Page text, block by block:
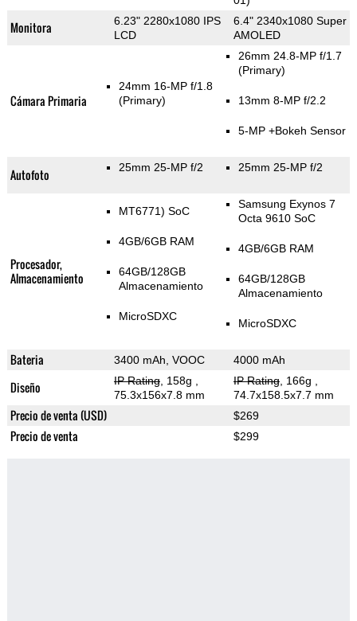
Monitora
6.23" 2280x1080 IPS
LCD
6.4" 2340x1080 Super
AMOLED
Cámara Primaria
24mm 16-MP f/1.8
(Primary)
26mm 24.8-MP f/1.7
(Primary)
13mm 8-MP f/2.2
5-MP +Bokeh Sensor
Autofoto 25mm 25-MP f/2 25mm 25-MP f/2
Procesador,
Almacenamiento
MT6771) SoC
4GB/6GB RAM
64GB/128GB
Almacenamiento
MicroSDXC
Samsung Exynos 7
Octa 9610 SoC
4GB/6GB RAM
64GB/128GB
Almacenamiento
MicroSDXC
Bateria 3400 mAh, VOOC 4000 mAh
Diseño IP Rating, 158g
75.3x156x7.8 mm
IP Rating, 166g
74.7x158.5x7.7 mm
Precio de venta (USD) $269
Precio de venta $299